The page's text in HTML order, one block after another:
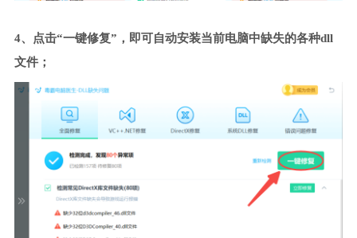
4、点击“一键修复”，即可自动安装当前电脑中缺失的各种dll
文件；